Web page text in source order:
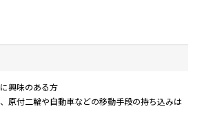
興味のある方
原付二輪や自動車などの移動手段の持ち込みは